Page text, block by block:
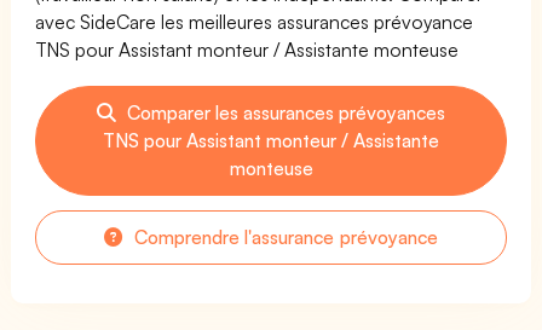
avec SideCare les meilleures assurances prévoyance
TNS pour Assistant monteur / Assistante monteuse
Comparer les assurances prévoyances
TNS pour Assistant monteur / Assistante
monteuse
Comprendre l'assurance prévoyance